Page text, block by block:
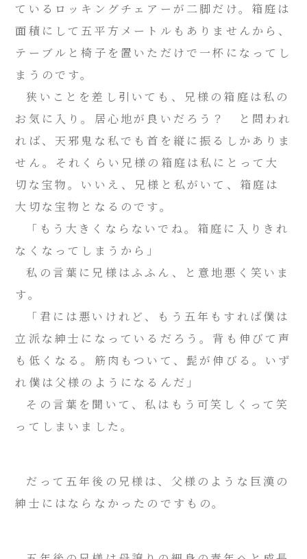
ているロッキングチェアーが二脚だけ。箱庭は
面積にして五平方メートルもありませんから、
テーブルと椅子を置いただけで一杯になってし
まうのです。
狭いことを差し引いても、兄様の箱庭は私の
お気に入り。居心地が良いだろう？ と問われ
れば、天邪鬼な私でも首を縦に振るしかありま
せん。それくらい兄様の箱庭は私にとって大
切な宝物。いいえ、兄様と私がいて、箱庭は
大切な宝物となるのです。
「もう大きくならないでね。箱庭に入りきれ
なくなってしまうから」
私の言葉に兄様はふふん、と意地悪く笑いま
す。
「君には悪いけれど、もう五年もすれば僕は
立派な紳士になっているだろう。背も伸びて声
も低くなる。筋肉もついて、髭が伸びる。いず
れ僕は父様のようになるんだ」
その言葉を聞いて、私はもう可笑しくって笑
ってしまいました。
だって五年後の兄様は、父様のような巨漢の
紳士にはならなかったのですもの。